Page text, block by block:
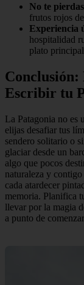
No te
frutos rojos
Experiencia
hospitalidad
plato
Conclusión:
Escribir tu
La Patagonia no es
elijas desafiar tus
sendero solitario o
glaciar desde un
algo que pocos
naturaleza y
cada atardecer
memoria. Planifica
llevar por la magia
a punto de